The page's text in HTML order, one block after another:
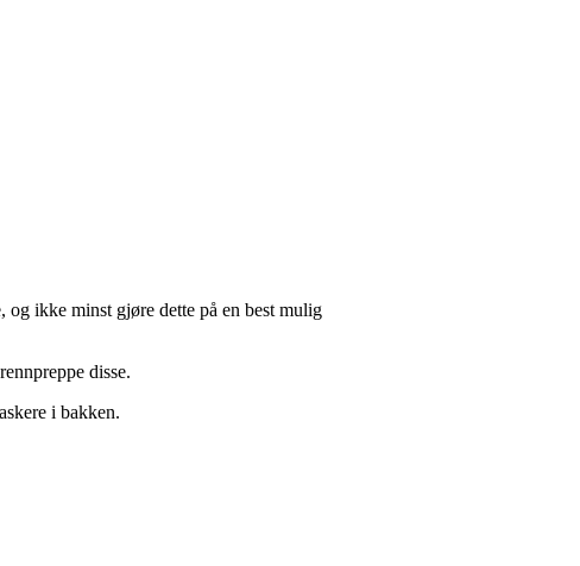
ikke minst gjøre dette på en best mulig
disse.
i bakken.